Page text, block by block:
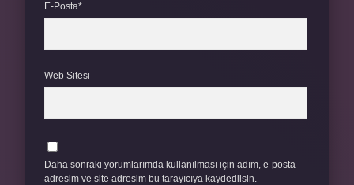
E-Posta*
Web Sitesi
Daha sonraki yorumlarımda kullanılması için adım, e-posta
adresim ve site adresim bu tarayıcıya kaydedilsin.